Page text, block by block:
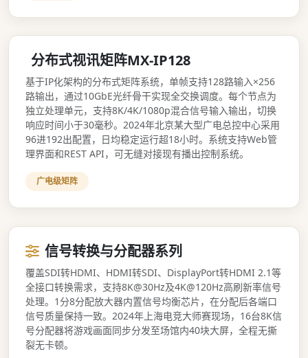
分布式视讯矩阵MX-IP128
基于IP化架构的分布式矩阵系统，单帧支持128路输入×256
路输出，通过10GbE光纤骨干实现全交换调度。每个节点为
独立处理单元，支持8K/4K/1080p混合信号输入输出，切换
响应时间小于30毫秒。2024年北京某大型广电总控中心采用
96进192出配置，日均稳定运行超18小时。系统支持Web管
理界面和REST API，可无缝对接现有播出控制系统。
广电级矩阵
信号转换与分配器系列
覆盖SDI转HDMI、HDMI转SDI、DisplayPort转HDMI 2.1等
全接口转换需求，支持8K@30Hz及4K@120Hz高刷新率信号
处理。1分8分配放大器内置信号均衡芯片，在分配后各端口
信号质量保持一致。2024年上海电竞大师赛现场，16台8K信
号分配器将游戏画面同步分发至场馆内40块大屏，全程无撕
裂无卡顿。